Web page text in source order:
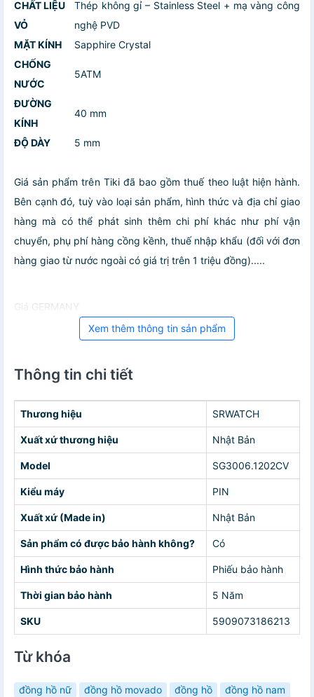
CHẤT LIỆU
VỎ
Thép không gỉ – Stainless Steel + mạ vàng công
nghệ PVD
MẶT KÍNH
Sapphire Crystal
CHỐNG
NƯỚC
5ATM
ĐƯỜNG
KÍNH
40 mm
ĐỘ DÀY 5 mm
Giá sản phẩm trên Tiki đã bao gồm thuế theo luật hiện hành.
Bên cạnh đó, tuỳ vào loại sản phẩm, hình thức và địa chỉ giao
hàng mà có thể phát sinh thêm chi phí khác như phí vận
chuyển, phụ phí hàng cồng kềnh, thuế nhập khẩu (đối với đơn
hàng giao từ nước ngoài có giá trị trên 1 triệu đồng).....
Giá GERMANY
Xem thêm thông tin sản phẩm
Thông tin chi tiết
Thương hiệu SRWATCH
Xuất xứ thương hiệu Nhật Bản
Model SG3006.1202CV
Kiểu máy PIN
Xuất xứ (Made in) Nhật Bản
Sản phẩm có được bảo hành không? Có
Hình thức bảo hành Phiếu bảo hành
Thời gian bảo hành 5 Năm
SKU 5909073186213
Từ khóa
đồng hồ nữ đồng hồ movado đồng hồ
đồng hồ nam